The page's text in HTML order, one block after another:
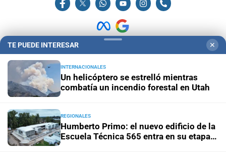
Hemeroteca Digital (1930-1979)-Receptorías de avisos-
Administración y Publicidad
Opcionales con El Litoral-MediaKit
El Litoral es miembro de:
TE PUEDE INTERESAR ✕
INTERNACIONALES
Un helicóptero se estrelló mientras
combatía un incendio forestal en Utah
REGIONALES
Humberto Primo: el nuevo edificio de la
Escuela Técnica 565 entra en su etapa